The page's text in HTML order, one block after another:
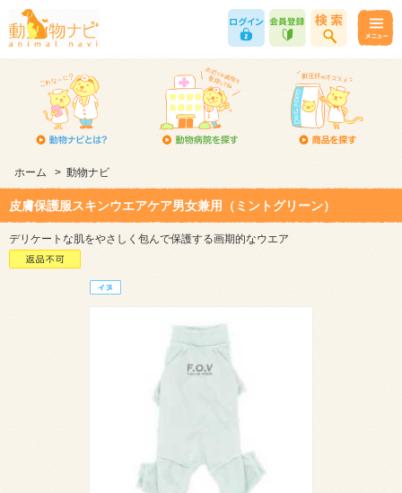
ホーム > 動物ナビ
皮膚保護服スキンウエアケア男女兼用（ミントグリーン）
デリケートな肌をやさしく包んで保護する画期的なウエア